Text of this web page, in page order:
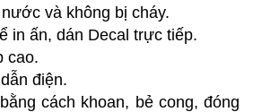
và không bị cháy.
in ấn, dán Decal trực tiếp.
cao.
điện.
cách khoan, bẻ cong, đóng